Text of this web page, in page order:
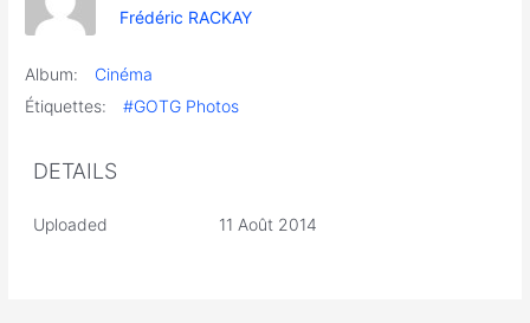
Frédéric RACKAY
Album:
Cinéma
Étiquettes:
#GOTG Photos
DETAILS
Uploaded 11 Août 2014